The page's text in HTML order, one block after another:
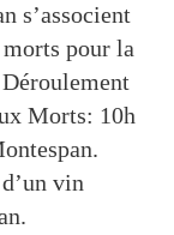
s’associent
pour la
Morts: 10h
vin